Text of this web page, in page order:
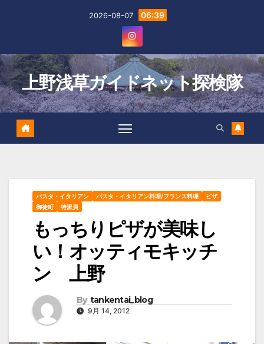
2026-08-07 06:39
上野浅草ガイドネット探検隊
パスタ・イタリアン パスタ・イタリアン料理/フランス料理
ピザ
御徒町
特派員
もっちりピザが美味し
い！オッティモキッチ
ン 上野
By tankentai_blog
9月 14, 2012